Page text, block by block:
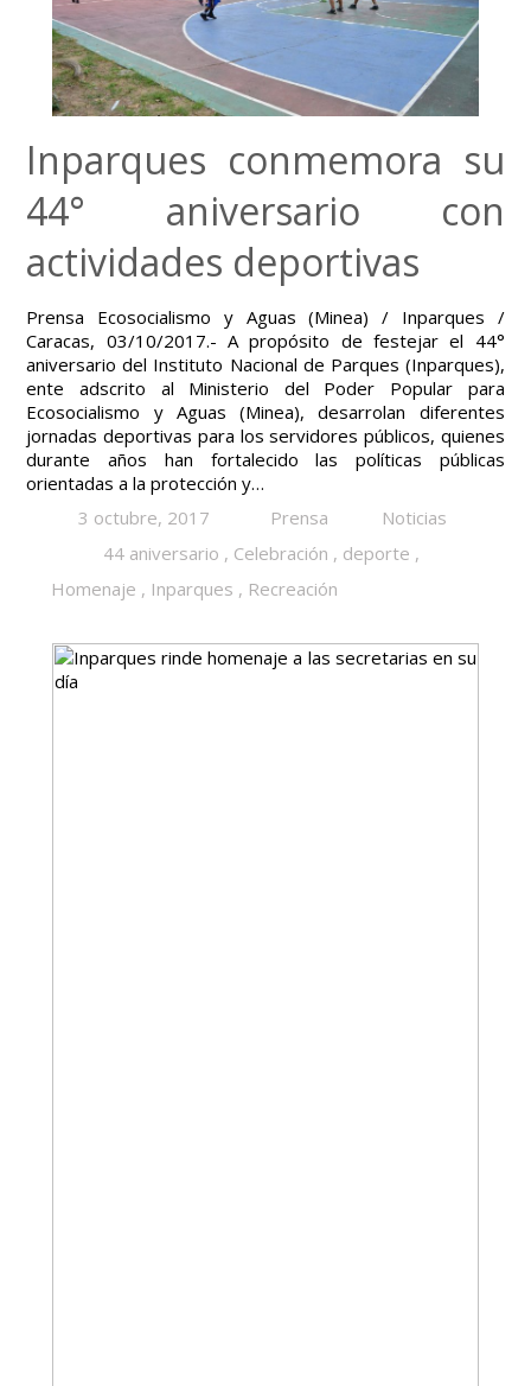
Inparques conmemora su
44° aniversario con
actividades deportivas
Prensa Ecosocialismo y Aguas (Minea) / Inparques /
Caracas, 03/10/2017.- A propósito de festejar el 44°
aniversario del Instituto Nacional de Parques (Inparques),
ente adscrito al Ministerio del Poder Popular para
Ecosocialismo y Aguas (Minea), desarrolan diferentes
jornadas deportivas para los servidores públicos, quienes
durante años han fortalecido las políticas públicas
orientadas a la protección y…
3 octubre, 2017
Prensa
Noticias
44 aniversario , Celebración , deporte ,
Homenaje , Inparques , Recreación